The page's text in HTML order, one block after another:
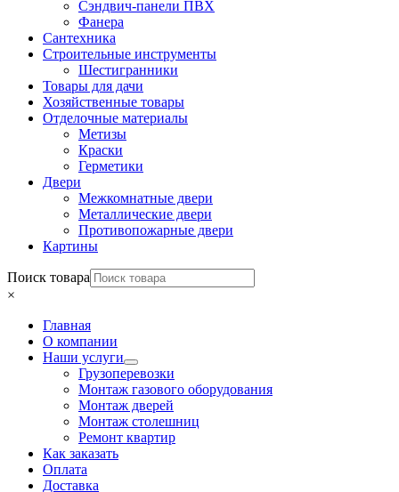
Сэндвич-панели ПВХ
Фанера
Сантехника
Строительные инструменты
Шестигранники
Товары для дачи
Хозяйственные товары
Отделочные материалы
Метизы
Краски
Герметики
Двери
Межкомнатные двери
Металлические двери
Противопожарные двери
Картины
Поиск товара
×
Главная
О компании
Наши услуги
Грузоперевозки
Монтаж газового оборудования
Монтаж дверей
Монтаж столешниц
Ремонт квартир
Как заказать
Оплата
Доставка